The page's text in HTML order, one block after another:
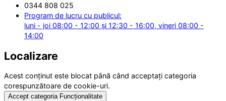
0344 808 025
Program de lucru cu publicul:
luni - joi 08:00 - 12:00 și 12:30 - 16:00, vineri 08:00 -
14:00
Localizare
Acest conținut este blocat până când acceptați categoria
corespunzătoare de cookie-uri.
Accept categoria Funcționalitate